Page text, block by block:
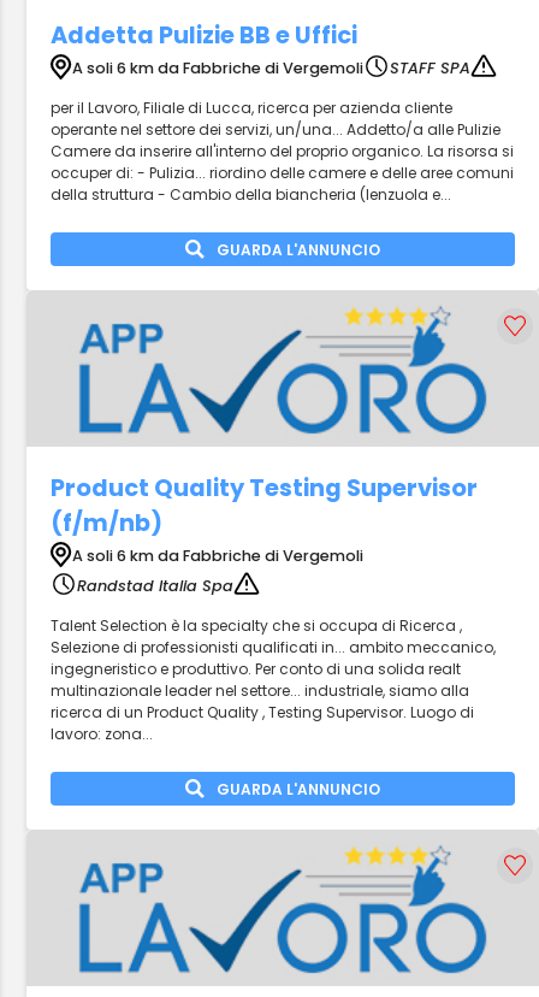
Addetta Pulizie BB e Uffici
A soli 6 km da Fabbriche di Vergemoli
STAFF SPA
per il Lavoro, Filiale di Lucca, ricerca per azienda cliente
operante nel settore dei servizi, un/una... Addetto/a alle Pulizie
Camere da inserire all'interno del proprio organico. La risorsa si
occuper di: - Pulizia... riordino delle camere e delle aree comuni
della struttura - Cambio della biancheria (lenzuola e...
GUARDA L'ANNUNCIO
Product Quality Testing Supervisor
(f/m/nb)
A soli 6 km da Fabbriche di Vergemoli
Randstad Italia Spa
Talent Selection è la specialty che si occupa di Ricerca ,
Selezione di professionisti qualificati in... ambito meccanico,
ingegneristico e produttivo. Per conto di una solida realt
multinazionale leader nel settore... industriale, siamo alla
ricerca di un Product Quality , Testing Supervisor. Luogo di
lavoro: zona...
GUARDA L'ANNUNCIO